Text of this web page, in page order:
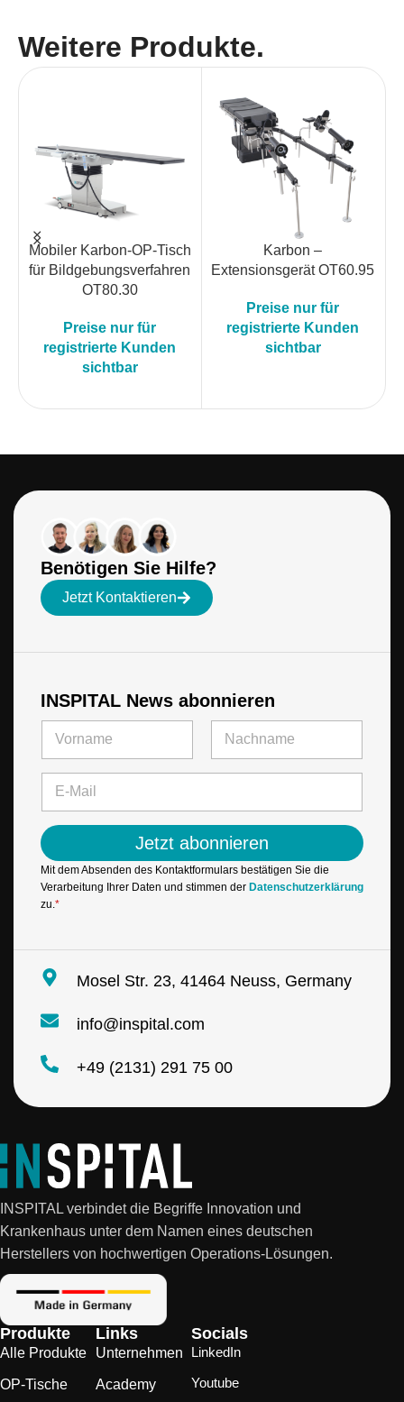
Weitere Produkte.
Mobiler Karbon-OP-Tisch
für Bildgebungsverfahren
OT80.30
Preise nur für
registrierte Kunden
sichtbar
Karbon –
Extensionsgerät OT60.95
Preise nur für
registrierte Kunden
sichtbar
Benötigen Sie Hilfe?
Jetzt Kontaktieren
INSPITAL News abonnieren
m
M
a
i
l
*
Jetzt abonnieren
Mit dem Absenden des Kontaktformulars bestätigen Sie die
Verarbeitung Ihrer Daten und stimmen der Datenschutzerklärung
zu.*
Mosel Str. 23, 41464 Neuss, Germany
info@inspital.com
+49 (2131) 291 75 00
INSPITAL verbindet die Begriffe Innovation und
Krankenhaus unter dem Namen eines deutschen
Herstellers von hochwertigen Operations-Lösungen.
Produkte
Alle Produkte
OP-Tische
Links
Unternehmen
Academy
Socials
LinkedIn
Youtube